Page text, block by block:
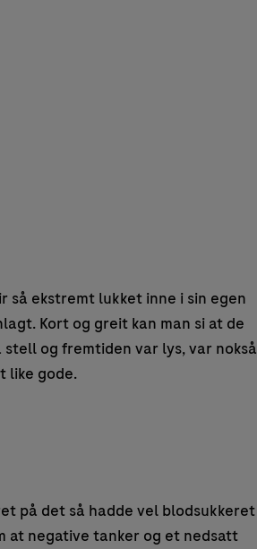
så ekstremt lukket inne i sin egen
Kort og greit kan man si at de
og fremtiden var lys, var nokså
like gode.
på det så hadde vel blodsukkeret
at negative tanker og et nedsatt